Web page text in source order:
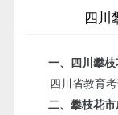
四川
一、四川攀枝
四川省教育考
二、攀枝花市